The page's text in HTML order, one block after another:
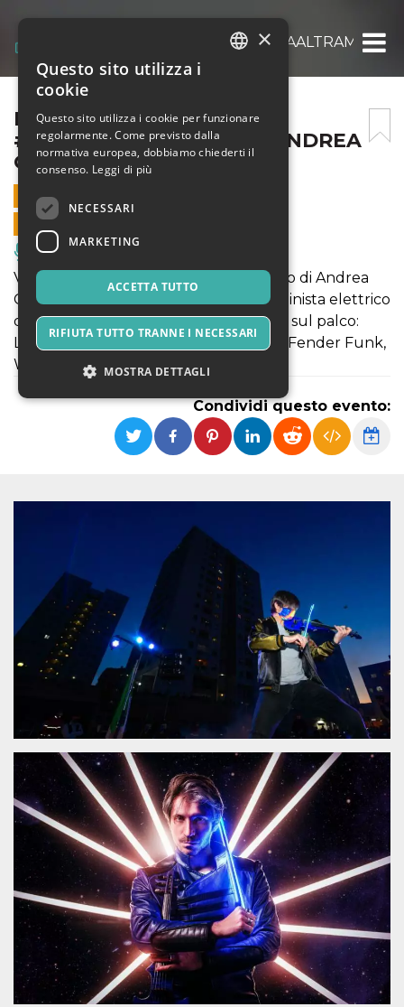
PICCOLI CONCERTI
PICCOLI CONCERTI
#MUSIKAALTRAMONTO ANDREA
CASTA & FRIENDS
10 LUGLIO 2020 - 18:00
VENDITE ONLINE TERMINATE
Musica, Eventi Live, Club
Venerdì 10 Luglio “rinasce” il tour estivo di Andrea
Casta. Un imperdibile concerto del violinista elettrico
dall’ archetto luminoso con tanti amici sul palco:
Lorenzo Benassi, Gabry Imbimbo, The Fender Funk,
White Puzzle, Asco, Riccardo Celletti
Condividi questo evento:
×
Questo sito utilizza i
cookie
Questo sito utilizza i cookie per funzionare
regolarmente. Come previsto dalla
normativa europea, dobbiamo chiederti il
consenso. Leggi di più
NECESSARI
MARKETING
ACCETTA TUTTO
RIFIUTA TUTTO TRANNE I NECESSARI
MOSTRA DETTAGLI
Necessari Marketing
servizi qui presenti non potranno funzionare
Provider /
Dominio
cf_clearance
Cloudflare,
1 anno
CloudFlare
stores the proof
of challenge
passed. It is
used to no
longer issue a
captcha or
jschallenge
challenge if
present. It is
required to
server.
wordpress_test_cookie
Automattic
Inc.
.oooh.events
Sessione
Cookie di
Wordpress,
verifica che il
browser accetti i
PHPSESSID
PHP.net
oooh.events
Sessione
Cookie
generato da
applicazioni
basate sul
linguaggio PHP.
Si tratta di un
identificatore
generico
utilizzato per
mantenere le
variabili di
sessione utente.